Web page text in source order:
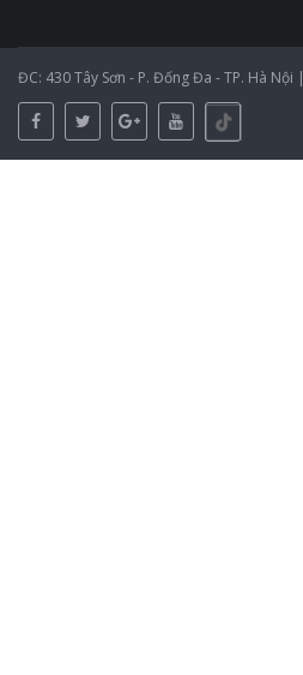
ĐC: 430 Tây Sơn - P. Đống Đa - TP. Hà Nội |